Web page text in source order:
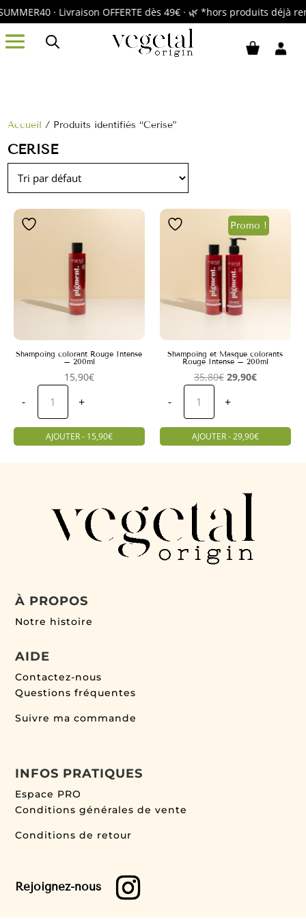
· Livraison OFFERTE dès 49€ · 🌿 *hors produits déjà
Accueil / Produits identifiés “Cerise”
CERISE
Shampoing colorant Rouge Intense
– 200ml
15,90€
-
quantité
Shampoing
colorant
Rouge
Intense
-
+
AJOUTER - 15,90€
Promo !
Shampoing et Masque colorants
Rouge Intense – 200ml
35,80€ Le
initial
35,80€.
29,90€Le
29,90€.
-
quantité
Shampoing
et
Masque
colorants
Rouge
+
AJOUTER - 29,90€
À PROPOS
Notre histoire
AIDE
Contactez-nous
Questions fréquentes
Suivre ma commande
INFOS PRATIQUES
Espace PRO
Conditions générales de vente
Conditions de retour